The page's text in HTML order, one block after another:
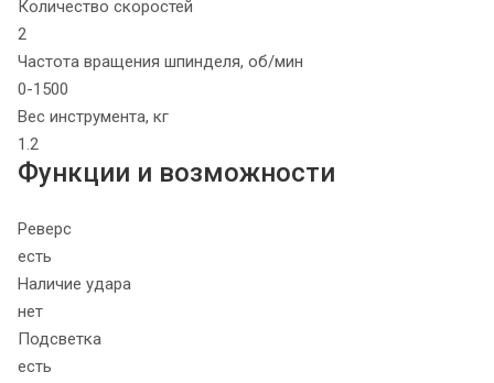
Количество скоростей
2
Частота вращения шпинделя, об/мин
0-1500
Вес инструмента, кг
1.2
Функции и возможности
Реверс
есть
Наличие удара
нет
Подсветка
есть